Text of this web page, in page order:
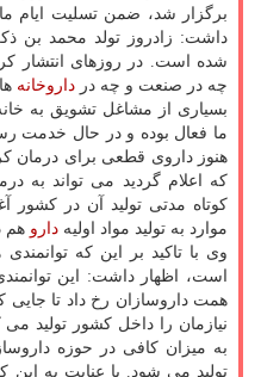
برگزار شد، ضمن تسلیت ایام
داشت: زادروز تولد محمد بن
شده است. در روزهای انتشار
چه در صنعت و چه درداروخانه
بسیاری از مشاغل تشویق به
ما فعال بوده و در حال خدمت
هنوز داروی قطعی برای درمان
که اعلام گردید می تواند به
کوتاه مدتی تولید آن در کشور
موارد به تولید مواد اولیه دارو هم
وی با تاکید بر این که
است، اظهار داشت: این
نیازمان را داخل کشور تولید
به میزان کافی در حوزه
تولید می شود. با عنایت به این